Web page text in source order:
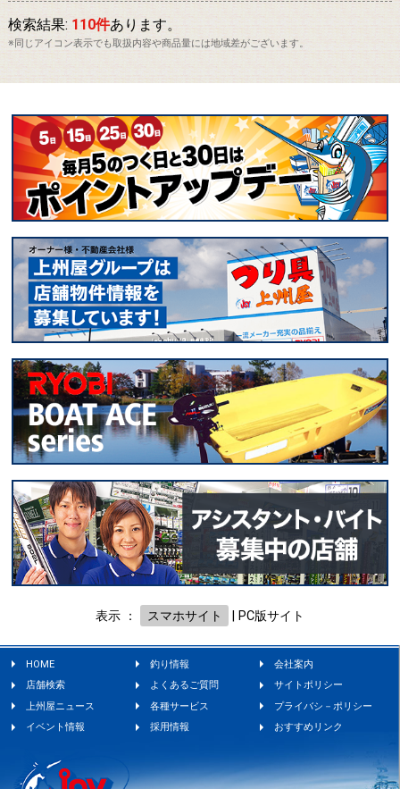
検索結果: 110件あります。
※同じアイコン表示でも取扱内容や商品量には地域差がございます。
表示 ： スマホサイト PC版サイト
HOME 釣り情報
会社案内
店舗検索
よくあるご質問
サイトポリシー
上州屋ニュース
各種サービス
プライバシ－ポリシー
イベント情報
採用情報 おすすめリンク